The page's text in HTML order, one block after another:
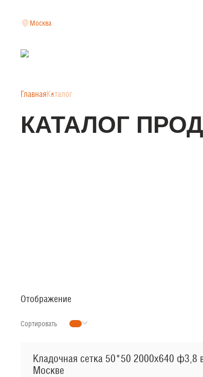
Москва
ГлавнаяКаталог
КАТАЛОГ
Отображение
Сортировать
Кладочная сетка 50*50 2000х640 ф3,8
Москве